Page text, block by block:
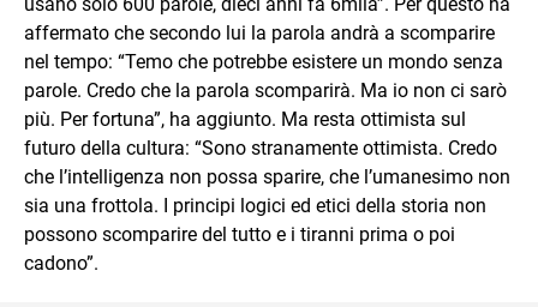
affermato che secondo lui la parola andrà a scomparire
nel tempo: “Temo che potrebbe esistere un mondo senza
parole. Credo che la parola scomparirà. Ma io non ci sarò
più. Per fortuna”, ha aggiunto. Ma resta ottimista sul
futuro della cultura: “Sono stranamente ottimista. Credo
che l’intelligenza non possa sparire, che l’umanesimo non
sia una frottola. I principi logici ed etici della storia non
possono scomparire del tutto e i tiranni prima o poi
cadono”.